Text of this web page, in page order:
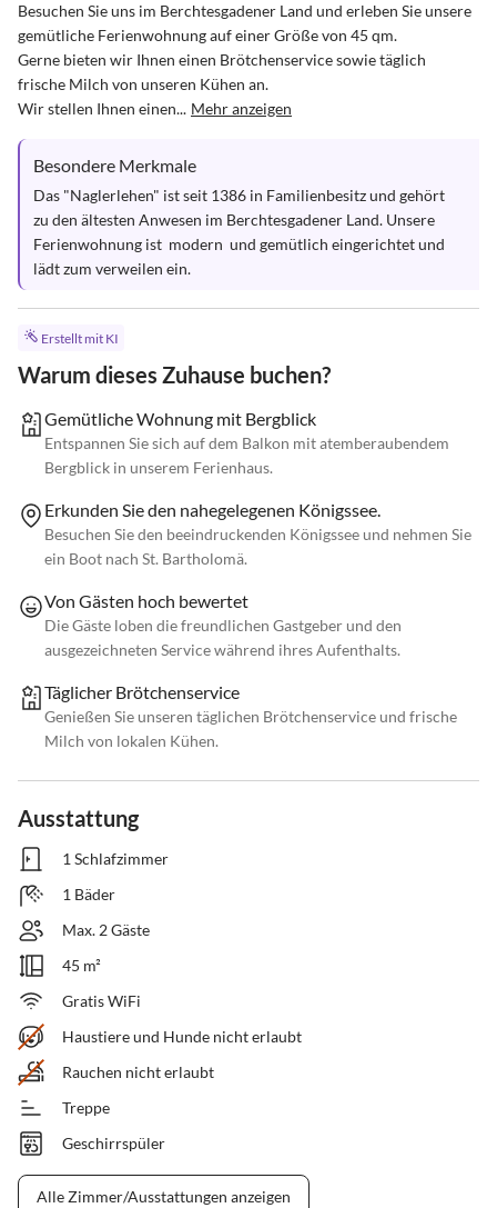
Besuchen Sie uns im Berchtesgadener Land und erleben Sie unsere
gemütliche Ferienwohnung auf einer Größe von 45 qm.
Gerne bieten wir Ihnen einen Brötchenservice sowie täglich
frische Milch von unseren Kühen an.
Wir stellen Ihnen einen... Mehr anzeigen
Besondere Merkmale
Das "Naglerlehen" ist seit 1386 in Familienbesitz und gehört
zu den ältesten Anwesen im Berchtesgadener Land. Unsere
Ferienwohnung ist  modern  und gemütlich eingerichtet und
lädt zum verweilen ein.
Erstellt mit KI
Warum dieses Zuhause buchen?
Gemütliche Wohnung mit Bergblick
Entspannen Sie sich auf dem Balkon mit atemberaubendem
Bergblick in unserem Ferienhaus.
Erkunden Sie den nahegelegenen Königssee.
Besuchen Sie den beeindruckenden Königssee und nehmen Sie
ein Boot nach St. Bartholomä.
Von Gästen hoch bewertet
Die Gäste loben die freundlichen Gastgeber und den
ausgezeichneten Service während ihres Aufenthalts.
Täglicher Brötchenservice
Genießen Sie unseren täglichen Brötchenservice und frische
Milch von lokalen Kühen.
Ausstattung
1 Schlafzimmer
1 Bäder
Max. 2 Gäste
45 m²
Gratis WiFi
Haustiere und Hunde nicht erlaubt
Rauchen nicht erlaubt
Treppe
Geschirrspüler
Alle Zimmer/Ausstattungen anzeigen